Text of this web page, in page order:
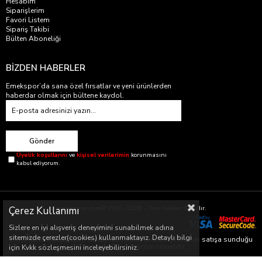
Siparişlerim
Favori Listem
Sipariş Takibi
Bülten Aboneliği
BİZDEN HABERLER
Emekspor’da sana özel fırsatlar ve yeni ürünlerden
haberdar olmak için bültene kaydol.
Gönder
Üyelik koşullarını ve kişisel verilerimin korunmasını
kabul ediyorum.
emekspor.com © 1992 - 2026 - Tüm Hakları Saklıdır.
Emek Spor Malzemeleri Sanayi ve Ticaret Limited Şirketi’nin satışa sunduğu
tüm markalar ve ürünler orjinaldir.
Çerez Kullanımı
Sizlere en iyi alışveriş deneyimini sunabilmek adına
sitemizde çerezler(cookies) kullanmaktayız. Detaylı bilgi
için Kvkk sözleşmesini inceleyebilirsiniz.